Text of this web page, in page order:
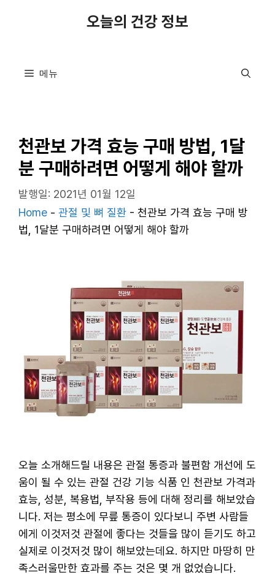
오늘의 건강 정보
메뉴
천관보 가격 효능 구매 방법, 1달
분 구매하려면 어떻게 해야 할까
발행일: 2021년 01월 12일
Home - 관절 및 뼈 질환 - 천관보 가격 효능 구매 방
법, 1달분 구매하려면 어떻게 해야 할까
오늘 소개해드릴 내용은 관절 통증과 불편함 개선에 도
움이 될 수 있는 관절 건강 기능 식품 인 천관보 가격과
효능, 성분, 복용법, 부작용 등에 대해 정리를 해보았습
니다. 저는 평소에 무릎 통증이 있다보니 주변 사람들
에게 이것저것 관절에 좋다는 것들을 많이 듣기도 하고
실제로 이것저것 많이 해보았는데요. 하지만 마땅히 만
족스러울만한 효과를 주는 것은 몇 개 없었습니다.